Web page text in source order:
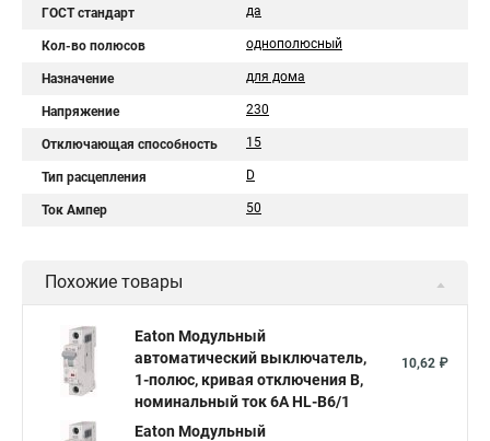
ГОСТ стандарт да
Кол-во полюсов однополюсный
Назначение для дома
Напряжение 230
Отключающая способность 15
Тип расцепления D
Ток Ампер 50
Похожие товары
Eaton Модульный
автоматический выключатель,
1-полюс, кривая отключения B,
номинальный ток 6А HL-B6/1
10,62 ₽
Eaton Модульный